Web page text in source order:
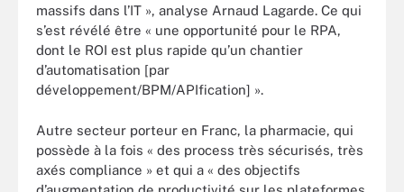
massifs dans l’IT », analyse Arnaud Lagarde. Ce qui
s’est révélé être « une opportunité pour le RPA,
dont le ROI est plus rapide qu’un chantier
d’automatisation [par
développement/BPM/APIfication] ».
Autre secteur porteur en Franc, la pharmacie, qui
possède à la fois « des process très sécurisés, très
axés compliance » et qui a « des objectifs